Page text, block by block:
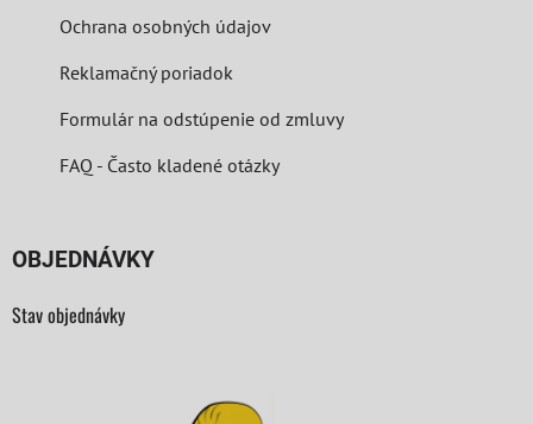
Ochrana osobných údajov
Reklamačný poriadok
Formulár na odstúpenie od zmluvy
FAQ - Často kladené otázky
OBJEDNÁVKY
Stav objednávky